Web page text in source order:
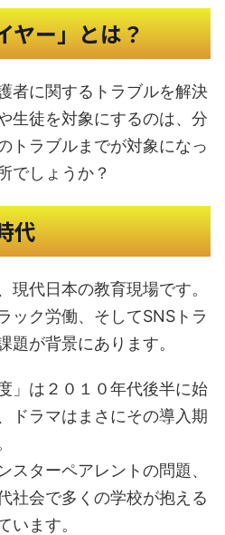
ヤー」とは？
者に関するトラブルを解決
生徒を対象にするのは、分
トラブルまでが対象になっ
でしょうか？
代
現代日本の教育現場です。
ック労働、そしてSNSトラ
題が背景にあります。
」は２０１０年代後半に始
ドラマはまさにその導入期
スターペアレントの問題、
社会で多くの学校が抱える
います。